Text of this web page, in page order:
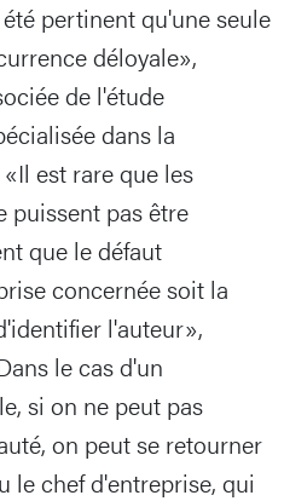
pertinent qu'une seule
déloyale»,
de l'étude
dans la
est rare que les
puissent pas être
que le défaut
concernée soit la
l'auteur»,
le cas d'un
si on ne peut pas
on peut se retourner
le chef d'entreprise, qui